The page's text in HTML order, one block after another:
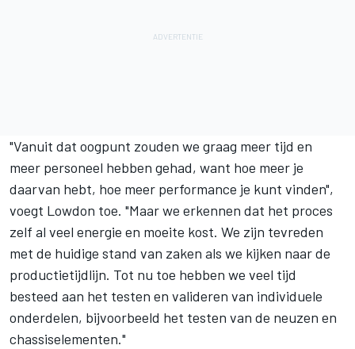
"Vanuit dat oogpunt zouden we graag meer tijd en
meer personeel hebben gehad, want hoe meer je
daarvan hebt, hoe meer performance je kunt vinden",
voegt Lowdon toe. "Maar we erkennen dat het proces
zelf al veel energie en moeite kost. We zijn tevreden
met de huidige stand van zaken als we kijken naar de
productietijdlijn. Tot nu toe hebben we veel tijd
besteed aan het testen en valideren van individuele
onderdelen, bijvoorbeeld het testen van de neuzen en
chassiselementen."